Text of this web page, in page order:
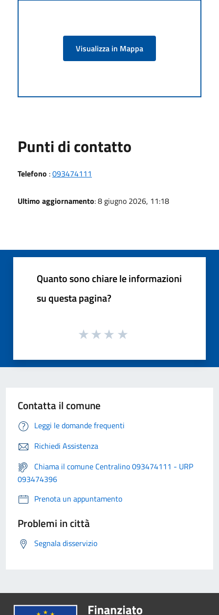
Visualizza in Mappa
Punti di contatto
Telefono :093474111
Ultimo aggiornamento: 8 giugno 2026, 11:18
Quanto sono chiare le informazioni
su questa pagina?
Contatta il comune
Leggi le domande frequenti
Richiedi Assistenza
Chiama il comune Centralino 093474111 - URP
093474396
Prenota un appuntamento
Problemi in città
Segnala disservizio